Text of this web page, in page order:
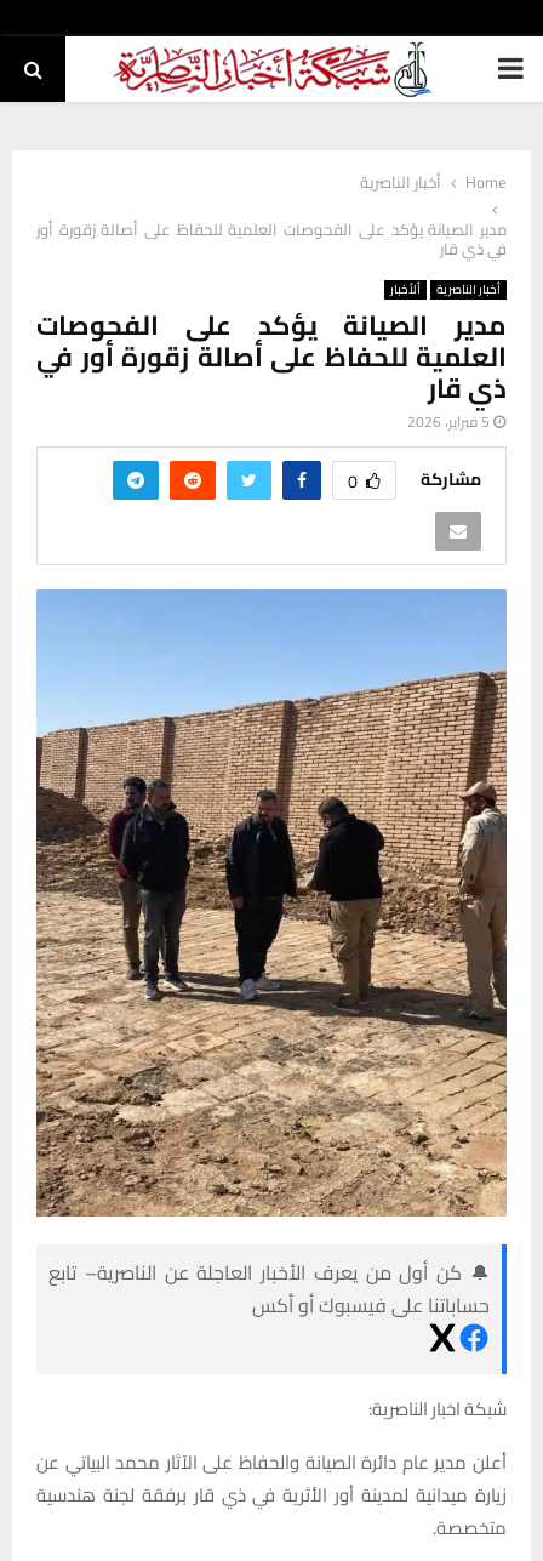
PRIMARY
Home
أخبار الناصرية
مدير الصيانة يؤكد على الفحوصات العلمية للحفاظ على أصالة زقورة أور
في ذي قار
أخبار الناصرية ألأخبار
مدير الصيانة يؤكد على الفحوصات
العلمية للحفاظ على أصالة زقورة أور في
ذي قار
5 فبراير، 2026
مشاركة 0
🔔 كن أول من يعرف الأخبار العاجلة عن الناصرية– تابع
حساباتنا على فيسبوك أو أكس
شبكة اخبار الناصرية:
أعلن مدير عام دائرة الصيانة والحفاظ على الآثار محمد البياتي عن
زيارة ميدانية لمدينة أور الأثرية في ذي قار برفقة لجنة هندسية
متخصصة.